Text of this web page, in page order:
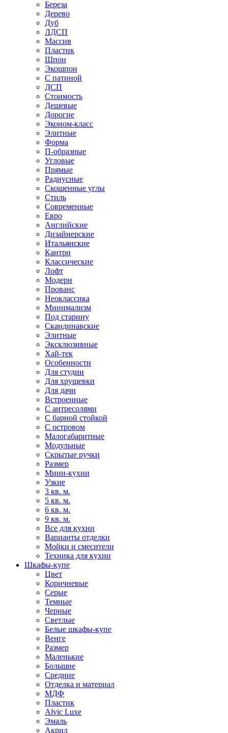
Береза
Дерево
Дуб
ЛДСП
Массив
Пластик
Шпон
Экошпон
С патиной
ДСП
Стоимость
Дешевые
Дорогие
Эконом-класс
Элитные
Форма
П-образные
Угловые
Прямые
Радиусные
Скошенные углы
Стиль
Современные
Евро
Английские
Дизайнерские
Итальянские
Кантри
Классические
Лофт
Модерн
Прованс
Неоклассика
Минимализм
Под старину
Скандинавские
Элитные
Эксклюзивные
Хай-тек
Особенности
Для студии
Для хрущевки
Для дачи
Встроенные
С антресолями
С барной стойкой
С островом
Малогабаритные
Модульные
Скрытые ручки
Размер
Мини-кухни
Узкие
3 кв. м.
5 кв. м.
6 кв. м.
9 кв. м.
Все для кухни
Варианты отделки
Мойки и смесители
Техника для кухни
Шкафы-купе
Цвет
Коричневые
Серые
Темные
Черные
Светлые
Белые шкафы-купе
Венге
Размер
Маленькие
Большие
Средние
Отделка и материал
МДФ
Пластик
Alvic Luxe
Эмаль
Акрил